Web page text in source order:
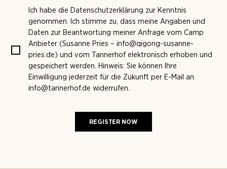
Ich habe die Datenschutzerklärung zur Kenntnis
genommen. Ich stimme zu, dass meine Angaben und
Daten zur Beantwortung meiner Anfrage vom Camp
Anbieter (Susanne Pries – info@qigong-susanne-
pries.de) und vom Tannerhof elektronisch erhoben und
gespeichert werden. Hinweis: Sie können Ihre
Einwilligung jederzeit für die Zukunft per E-Mail an
info@tannerhof.de widerrufen.